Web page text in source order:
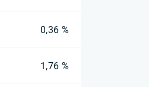
0,36 %
1,76 %